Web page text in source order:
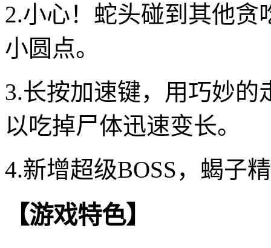
2.小心！蛇头碰到其他
小圆点。
3.长按加速键，用巧妙
以吃掉尸体迅速变长。
4.新增超级BOSS，蝎子
【游戏特色】